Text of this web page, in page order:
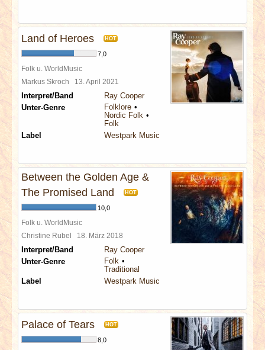
Land of Heroes HOT
7,0
Folk u. WorldMusic
Markus Skroch 13. April 2021
Interpret/Band
Ray Cooper
Unter-Genre
Folklore
Nordic Folk
Folk
Label
Westpark Music
Between the Golden Age &
The Promised Land
HOT
10,0
Folk u. WorldMusic
Christine Rubel 18. März 2018
Interpret/Band
Ray Cooper
Unter-Genre
Folk
Traditional
Label
Westpark Music
Palace of Tears HOT
8,0